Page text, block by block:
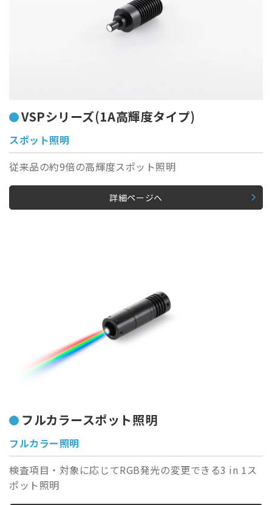
VSPシリーズ(1A高輝度タイプ)
スポット照明
従来品の約9倍の高輝度スポット照明
詳細ページへ
フルカラースポット照明
フルカラー照明
検査項目・対象に応じてRGB発光の変更できる3 in 1ス
ポット照明